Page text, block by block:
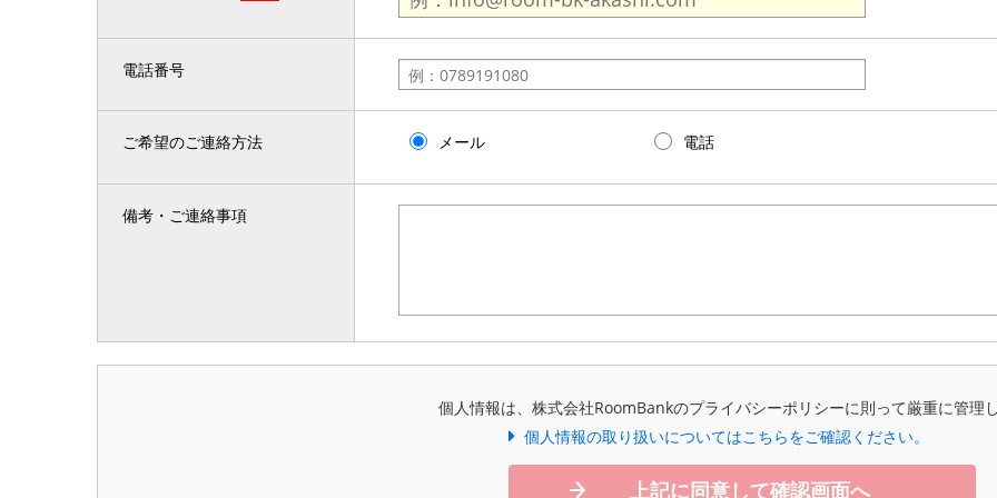
電話番号
ご希望のご連絡方法 メール 電話
備考・ご連絡事項
個人情報は、株式会社RoomBankのプライバシーポリシーに則って厳重に管理
個人情報の取り扱いについてはこちらをご確認ください。
上記に同意して確認画面へ